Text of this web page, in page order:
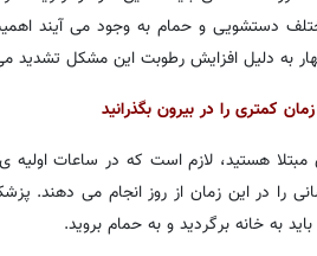
دستشویی و حمام به وجود می آیند اهمیت
به دلیل افزایش رطوبت این مشکل تشدید
مبتلا هستید، لازم است که در ساعات
را در این زمان از روز انجام می دهند.
به خانه برگردید و به حمام بروید.